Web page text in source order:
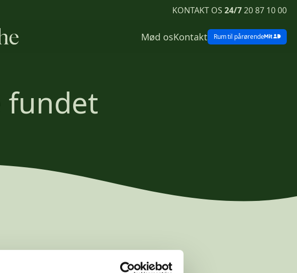
KONTAKT OS 24/720 87 10 00
Mød osKontakt Rumtil pårørende
fundet